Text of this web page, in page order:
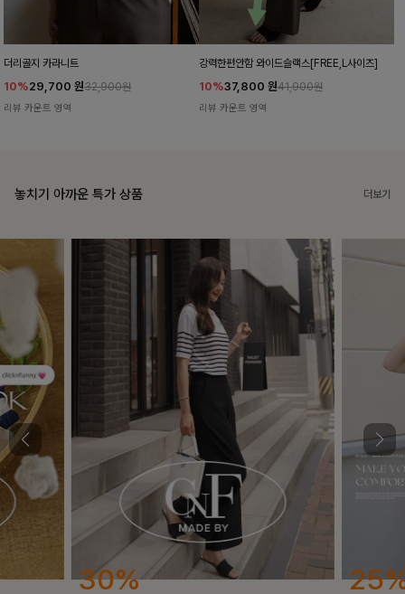
더리골지 카라니트
10%29,700 원32,900원
리뷰 카운트 영역
강력한편안함 와이드슬랙스[FREE,L사이즈]
10%37,800 원41,900원
리뷰 카운트 영역
놓치기 아까운 특가 상품 더보기
25% 12%